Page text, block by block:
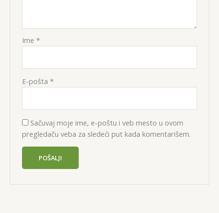
Ime*
E-pošta*
Sačuvaj moje ime, e-poštu i veb mesto u ovom
pregledaču veba za sledeći put kada komentarišem.